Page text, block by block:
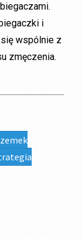
i
wspólnie z
zmęczenia.